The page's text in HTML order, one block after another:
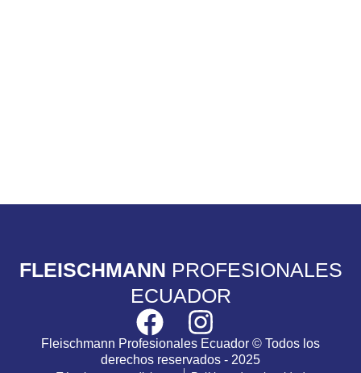
FLEISCHMANN PROFESIONALES
ECUADOR
Fleischmann Profesionales Ecuador © Todos los
derechos reservados - 2025